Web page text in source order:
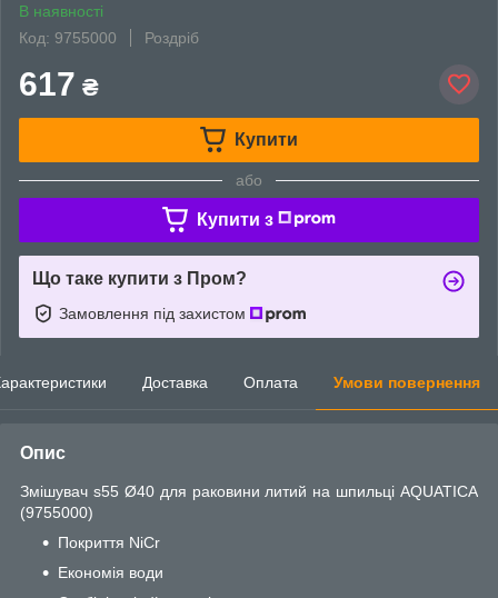
В наявності
Код: 9755000
Роздріб
617 ₴
Купити
або
Купити з
Що таке купити з Пром?
Замовлення під захистом
Доставка Оплата Умови повернення
Опис
Змішувач s55 Ø40 для раковини литий на шпильці AQUATICA
(9755000)
Покриття NiCr
Економія води